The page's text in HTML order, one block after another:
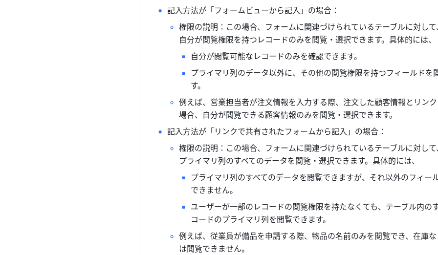
記入方法が「フォームビューから記入」の場合：
権限の説明：この場合、フォームに関連づけられているテーブルに対し
自分が閲覧権限を持つレコードのみを閲覧・選択できます。具体的には、
自分が閲覧可能なレコードのみを確認できます。
プライマリ列のデータ以外に、その他の閲覧権限を持つフィールドを
す。
例えば、営業担当者が注文情報を入力する際、注文した顧客情報とリン
場合、自分が閲覧できる顧客情報のみを閲覧・選択できます。
記入方法が「リンクで共有されたフォームから記入」の場合：
権限の説明：この場合、フォームに関連づけられているテーブルに対し
プライマリ列のすべてのデータを閲覧・選択できます。具体的には、
プライマリ列のすべてのデータを閲覧できますが、それ以外のフィー
できません。
ユーザーが一部のレコードの閲覧権限を持たなくても、テーブル内の
コードのプライマリ列を閲覧できます。
例えば、従業員が備品を申請する際、物品の名前のみを閲覧でき、在庫
は閲覧できません。